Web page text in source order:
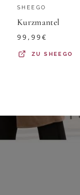
SHEEGO
Kurzmantel
99,99€
ZUSHEEGO